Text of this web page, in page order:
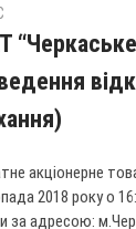
акціонерне
2018 року о
за адресою: